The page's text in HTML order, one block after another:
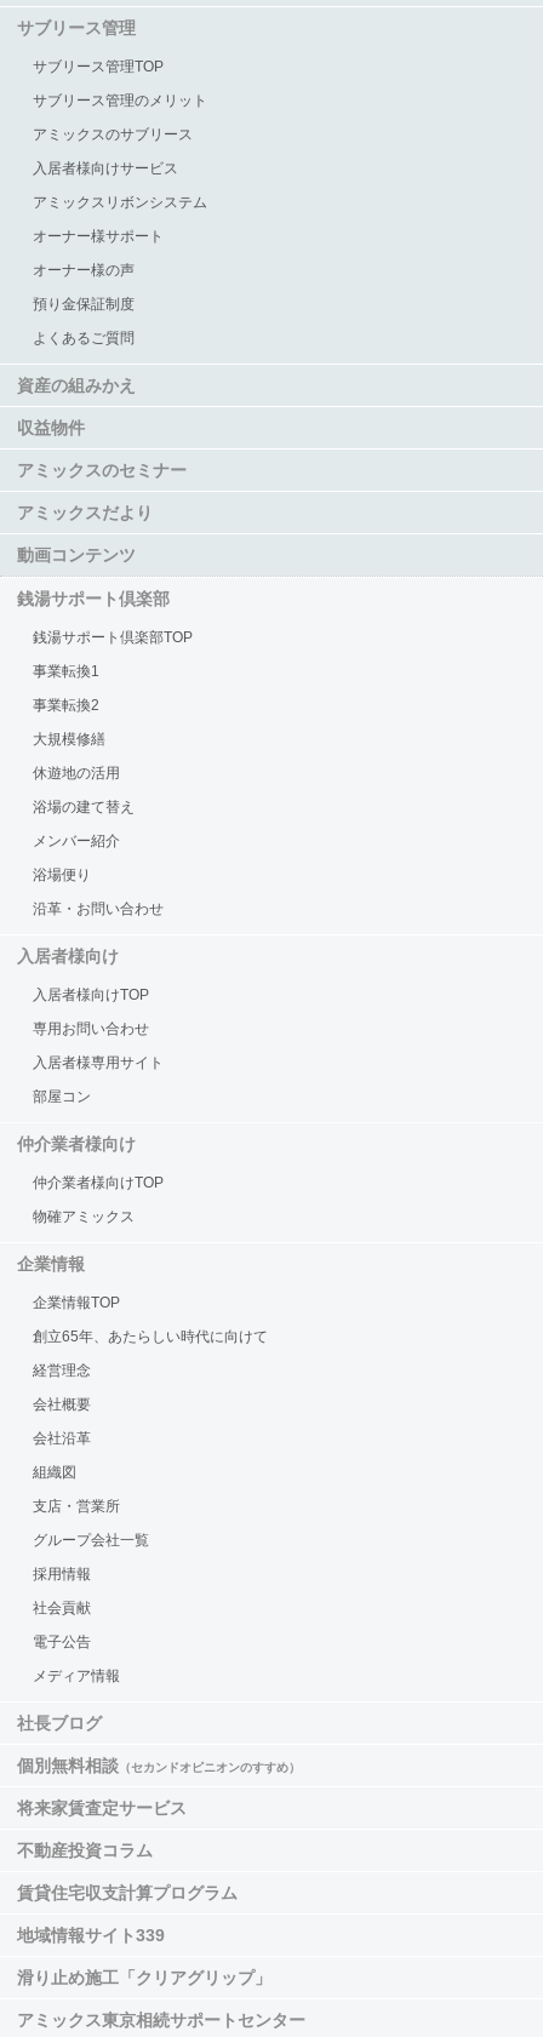
サブリース管理
サブリース管理TOP
サブリース管理のメリット
アミックスのサブリース
入居者様向けサービス
アミックスリボンシステム
オーナー様サポート
オーナー様の声
預り金保証制度
よくあるご質問
資産の組みかえ
収益物件
アミックスのセミナー
アミックスだより
動画コンテンツ
銭湯サポート倶楽部
銭湯サポート倶楽部TOP
事業転換1
事業転換2
大規模修繕
休遊地の活用
浴場の建て替え
メンバー紹介
浴場便り
沿革・お問い合わせ
入居者様向け
入居者様向けTOP
専用お問い合わせ
入居者様専用サイト
部屋コン
仲介業者様向け
仲介業者様向けTOP
物確アミックス
企業情報
企業情報TOP
創立65年、あたらしい時代に向けて
経営理念
会社概要
会社沿革
組織図
支店・営業所
グループ会社一覧
採用情報
社会貢献
電子公告
メディア情報
社長ブログ
個別無料相談 （セカンドオピニオンのすすめ）
将来家賃査定サービス
不動産投資コラム
賃貸住宅収支計算プログラム
地域情報サイト339
滑り止め施工「クリアグリップ」
アミックス東京相続サポートセンター